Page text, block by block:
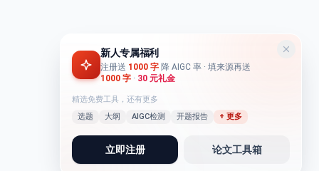
新人专属福利
注册送 1000 字 降 AIGC 率 · 填来源再送
1000 字 · 30 元礼金
精选免费工具，还有更多
选题
大纲 AIGC检测 开题报告 + 更多
立即注册 论文工具箱